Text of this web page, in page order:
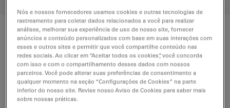
Technical Specs
Product Number 11506314
Correction Ring (CORR)
Nós e nossos fornecedores usamos cookies e outras tecnologias de
rastreamento para coletar dados relacionados a você para realizar
análises, melhorar sua experiência de uso de nosso site, fornecer
anúncios e conteúdo personalizados com base em suas interações com
esses e outros sites e permitir que você compartilhe conteúdo nas
redes sociais. Ao clicar em “Aceitar todos os cookies”, você concorda
com isso e com o compartilhamento desses dados com nossos
parceiros. Você pode alterar suas preferências de consentimento a
qualquer momento na seção “Configurações de Cookies” na parte
inferior do nosso site. Revise nosso Aviso de Cookies para saber mais
sobre nossas práticas.